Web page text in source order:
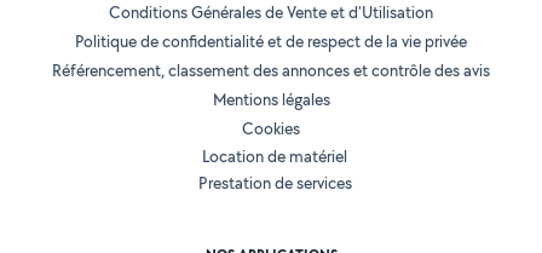
Conditions Générales de Vente et d'Utilisation
Politique de confidentialité et de respect de la vie privée
Référencement, classement des annonces et contrôle des avis
Mentions légales
Cookies
Location de matériel
Prestation de services